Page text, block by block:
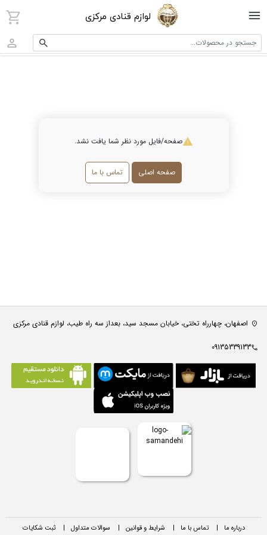
لوازم قنادی مرکزی
جستجو در محصولات...
صفحه/فایل مورد نظر شما یافت نشد.
صفحه اصلی تماس با ما
اصفهان، چهارراه تختی، خیابان مسجد سید، بعداز سه راه طیب، لوازم قنادی مرکزی
09135339133
درباره ما | تماس با ما | شرایط و قوانین | سوالات متداول | ثبت شکایات